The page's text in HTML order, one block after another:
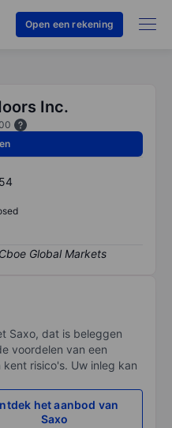
Open een rekening
Inc.
Saxo, dat is beleggen
voordelen van een
risico's. Uw inleg kan
het aanbod van
Saxo